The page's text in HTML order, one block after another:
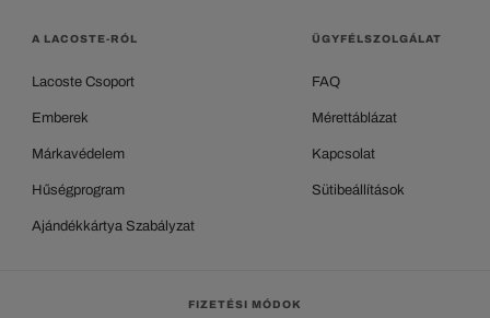
A LACOSTE-RÓL
Lacoste Csoport
Emberek
Márkavédelem
Hűségprogram
Ajándékkártya Szabályzat
ÜGYFÉLSZOLGÁLAT
FAQ
Mérettáblázat
Kapcsolat
Sütibeállítások
FIZETÉSI MÓDOK